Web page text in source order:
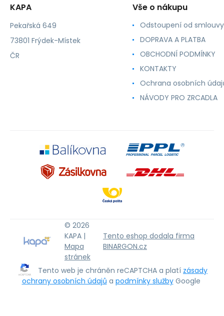
KAPA
Pekařská 649
73801 Frýdek-Místek
ČR
Vše o nákupu
Odstoupení od smlouvy
DOPRAVA A PLATBA
OBCHODNÍ PODMÍNKY
KONTAKTY
Ochrana osobních
NÁVODY PRO ZRCADLA
© 2026
KAPA |
Mapa
stránek
Tento eshop dodala firma
BINARGON.cz
Tento web je chráněn reCAPTCHA a platí zásady
ochrany osobních údajů a podmínky služby Google